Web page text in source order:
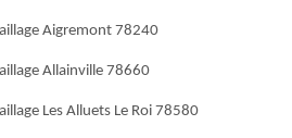
Aigremont 78240
Allainville 78660
Les Alluets Le Roi 78580